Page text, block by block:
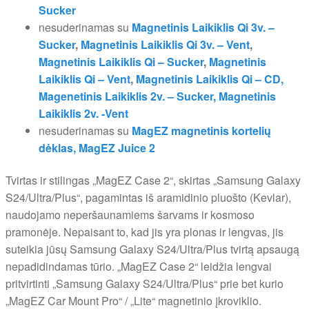
Sucker
nesuderinamas su Magnetinis Laikiklis Qi 3v. –
Sucker, Magnetinis Laikiklis Qi 3v. – Vent,
Magnetinis Laikiklis Qi – Sucker, Magnetinis
Laikiklis Qi – Vent, Magnetinis Laikiklis Qi – CD,
Magenetinis Laikiklis 2v. – Sucker, Magnetinis
Laikiklis 2v. -Vent
nesuderinamas su MagEZ magnetinis kortelių
dėklas, MagEZ Juice 2
Tvirtas ir stilingas „MagEZ Case 2“, skirtas „Samsung Galaxy
S24/Ultra/Plus“, pagamintas iš aramidinio pluošto (Kevlar),
naudojamo neperšaunamiems šarvams ir kosmoso
pramonėje. Nepaisant to, kad jis yra plonas ir lengvas, jis
suteikia jūsų Samsung Galaxy S24/Ultra/Plus tvirtą apsaugą
nepadidindamas tūrio. „MagEZ Case 2“ leidžia lengvai
pritvirtinti „Samsung Galaxy S24/Ultra/Plus“ prie bet kurio
„MagEZ Car Mount Pro“ / „Lite“ magnetinio įkroviklio.